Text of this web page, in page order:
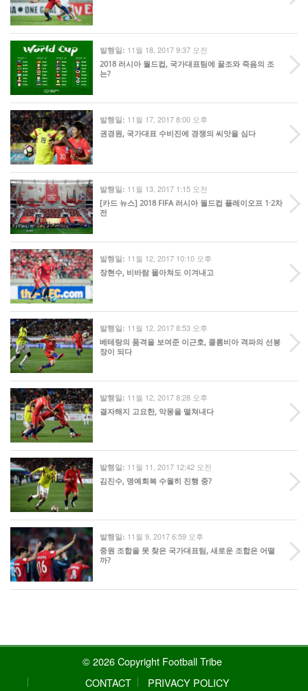
발행일: 11월 18, 2017 9:37 오전
2018 러시아 월드컵, 국가대표팀에 꿀조와 죽음의 조
는?
발행일: 11월 17, 2017 8:00 오후
권경원, 국가대표 수비진에 경쟁의 씨앗을 심다
발행일: 11월 13, 2017 1:15 오전
[카드 뉴스] 2018 FIFA 러시아 월드컵 플레이오프 1·2차
전
발행일: 11월 12, 2017 10:10 오후
장현수, 비바람 몰아쳐도 이겨내고
발행일: 11월 12, 2017 8:53 오후
베테랑의 품격을 보여준 이근호, 콜롬비아 격파의 선봉
장이 되다
발행일: 11월 12, 2017 8:28 오후
결자해지 고요한, 악몽을 떨쳐내다
발행일: 11월 11, 2017 12:42 오전
김진수, 명예회복 수월히 진행 중?
발행일: 11월 9, 2017 6:59 오후
중원 조합을 못 찾은 국가대표팀, 새로운 조합은 어떨
까?
© 2026 Copyright Football Tribe
CONTACT
PRIVACY POLICY